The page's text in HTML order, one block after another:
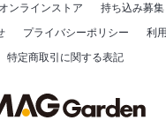
オンラインストア 持ち込み募集
プライバシーポリシー
利
特定商取引に関する表記